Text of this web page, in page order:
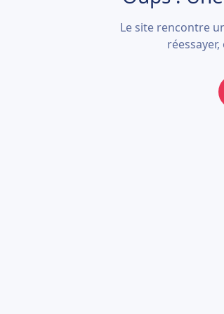
Le site rencontre